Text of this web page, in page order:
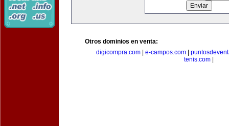
Otros dominios en venta:
digicompra.com
e-campos.com
tenis.com